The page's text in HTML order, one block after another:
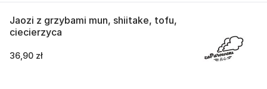
Jaozi z grzybami mun, shiitake, tofu,
ciecierzyca
36,90 zł